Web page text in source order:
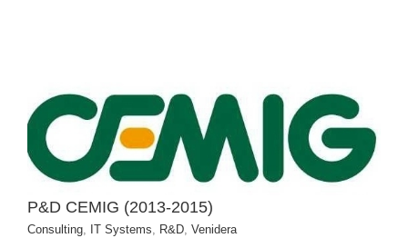
P&D CEMIG (2013-2015)
Consulting IT Systems R&D Venidera